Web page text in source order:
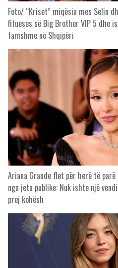
Foto/ “Kriset” miqësia mes Selin
fitueses së Big Brother VIP 5 dhe
famshme në Shqipëri
Ariana Grande flet për herë të
nga jeta publike: Nuk ishte një
prej kohësh